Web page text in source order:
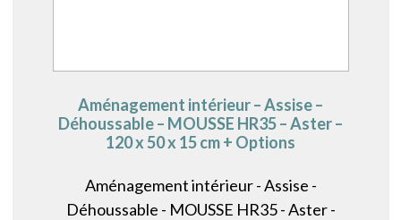
Aménagement intérieur – Assise –
Déhoussable – MOUSSE HR35 – Aster –
120 x 50 x 15 cm + Options
Aménagement intérieur - Assise -
Déhoussable - MOUSSE HR35 - Aster -